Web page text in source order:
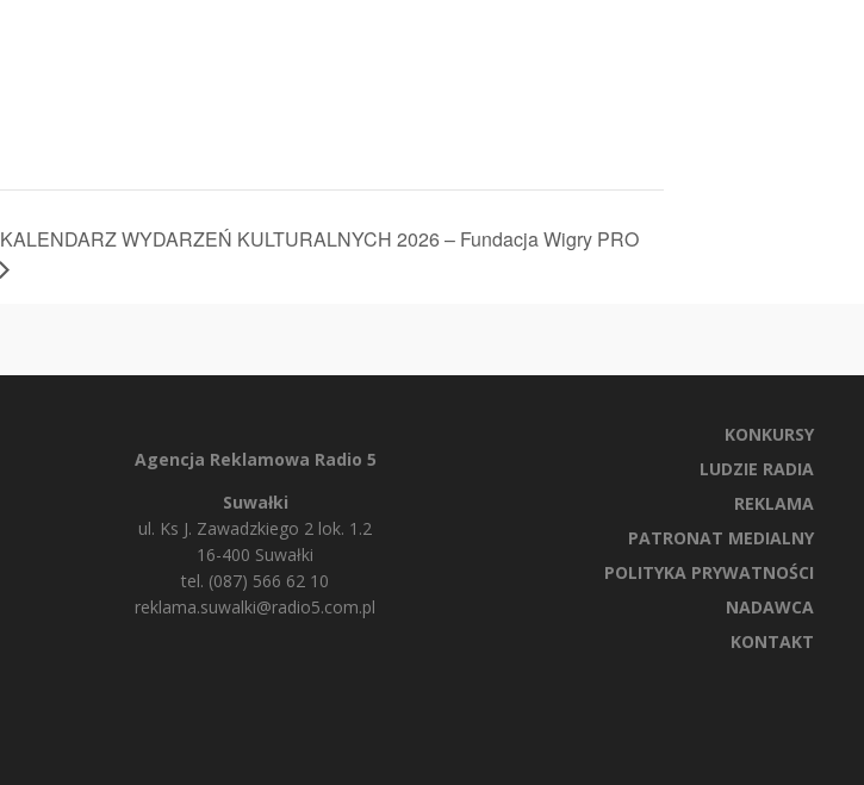
KALENDARZ WYDARZEŃ KULTURALNYCH 2026 – Fundacja Wigry PRO
Agencja Reklamowa Radio 5
Suwałki
ul. Ks J. Zawadzkiego 2 lok. 1.2
16-400 Suwałki
tel. (087) 566 62 10
reklama.suwalki@radio5.com.pl
KONKURSY
LUDZIE RADIA
REKLAMA
PATRONAT MEDIALNY
POLITYKA PRYWATNOŚCI
NADAWCA
KONTAKT